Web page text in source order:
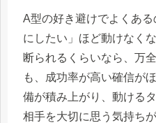
A型の好き避けでよくあ
にしたい」ほど動けなく
断られるくらいなら、万
も、成功率が高い確信が
備が積み上がり、動ける
相手を大切に思う気持ち